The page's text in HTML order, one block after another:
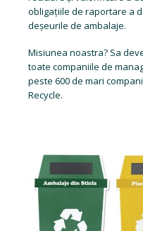
obligațiile de raportare a
deșeurile de ambalaje.
Misiunea noastra? Sa
toate companiile de
peste 600 de mari
Recycle.